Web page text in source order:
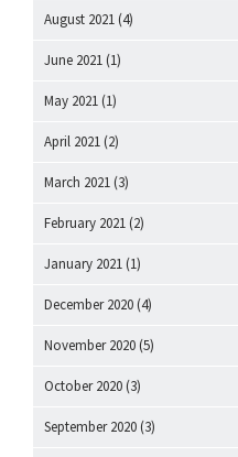
August 2021 (4)
June 2021 (1)
May 2021 (1)
April 2021 (2)
March 2021 (3)
February 2021 (2)
January 2021 (1)
December 2020 (4)
November 2020 (5)
October 2020 (3)
September 2020 (3)